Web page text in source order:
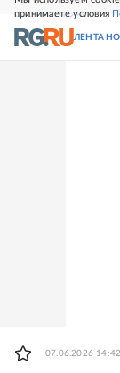
принимаете условия
СВЕЖИЙ НОМЕР
ЛЕНТА
07.06.2026